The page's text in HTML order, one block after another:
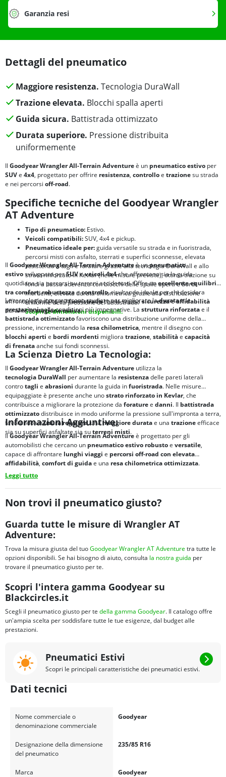
Garanzia resi
Dettagli del pneumatico
Maggiore resistenza. Tecnologia DuraWall
Trazione elevata. Blocchi spalla aperti
Guida sicura. Battistrada ottimizzato
Durata superiore. Pressione distribuita
uniformemente
Il Goodyear Wrangler All-Terrain Adventureè un pneumatico estivo per
SUVe 4x4, progettato per offrire resistenza, controlloe trazionesu strada
e nei percorsi off-road.
Specifiche tecniche del Goodyear Wrangler
AT Adventure
Tipo di pneumatico: Estivo.
Veicoli compatibili:SUV, 4x4 e pickup.
Pneumatico ideale per:guida versatile su strada e in fuoristrada,
percorsi misti con asfalto, sterrati e superfici sconnesse, elevata
resistenza a tagli e forature grazie alla tecnologia DuraWall e allo
strato rinforzato in Kevlar (nelle misure previste), ottima trazione su
fondi a bassa aderenza con blocchi delle spalle aperti e bordi
mordenti, elevata durata chilometrica grazie alla distribuzione
uniforme della pressione del battistrada.
Scopri le dimensioni disponibili.
Il Goodyear Wrangler All-Terrain Adventureè unpneumatico
estivosviluppato perSUVeveicoli 4x4che affrontano sia la guida
quotidiana sia percorsi su terreni accidentati. Offre uneccellente equilibrio
tracomfort,robustezzaecontrollo, risultando ideale per chi desidera
affrontare l'asfalto e ilfuoristradacon la stessasicurezzaeaffidabilità
durante lastagione estiva.
Le tecnologie integrate sono studiate per migliorare laduratae le
prestazioninelle condizioni più impegnative. La struttura rinforzatae il
battistrada ottimizzatofavoriscono una distribuzione uniforme della
pressione, incrementando la resa chilometrica, mentre il disegno con
blocchi aperti e bordi mordenti migliora trazione, stabilitàe capacità
di frenataanche sui fondi sconnessi.
La Scienza Dietro La Tecnologia:
Il Goodyear Wrangler All-Terrain Adventure utilizza la
tecnologia DuraWall per aumentare la resistenzadelle pareti laterali
controtagli e abrasioni durante la guida infuoristrada. Nelle misure
equipaggiate è presente anche unostrato rinforzato in Kevlar, che
contribuisce a migliorare la protezione da foraturee danni. Il battistrada
ottimizzatodistribuisce in modo uniforme la pressione sull'impronta a terra,
favorendo un'usura regolare, unamaggiore duratae una trazioneefficace
sia su superfici asfaltate sia suterreni misti.
Informazioni Aggiuntive:
IlGoodyear Wrangler All-Terrain Adventureè progettato per gli
automobilisti che cercano un pneumatico estivo robustoe versatile,
capace di affrontare lunghi viaggi e percorsi off-road con elevata
affidabilità, comfort di guidae una resa chilometricaottimizzata.
Leggi tutto
Non trovi il pneumatico giusto?
Guarda tutte le misure di Wrangler AT
Adventure:
Trova la misura giusta del tuoGoodyear Wrangler AT Adventure tra tutte le
opzioni disponibili. Se hai bisogno di aiuto, consulta la nostra guida per
trovare il pneumatico giusto per te.
Scopri l'intera gamma Goodyear su
Blackcircles.it
Scegli il pneumatico giusto per te della gamma Goodyear. Il catalogo offre
un'ampia scelta per soddisfare tutte le tue esigenze, dal budget alle
prestazioni.
Pneumatici Estivi
Scopri le principali caratteristiche dei pneumatici estivi.
Dati tecnici
Nome commerciale o
denominazione commerciale
Goodyear
Designazione della dimensione
del pneumatico
235/85 R16
Marca Goodyear